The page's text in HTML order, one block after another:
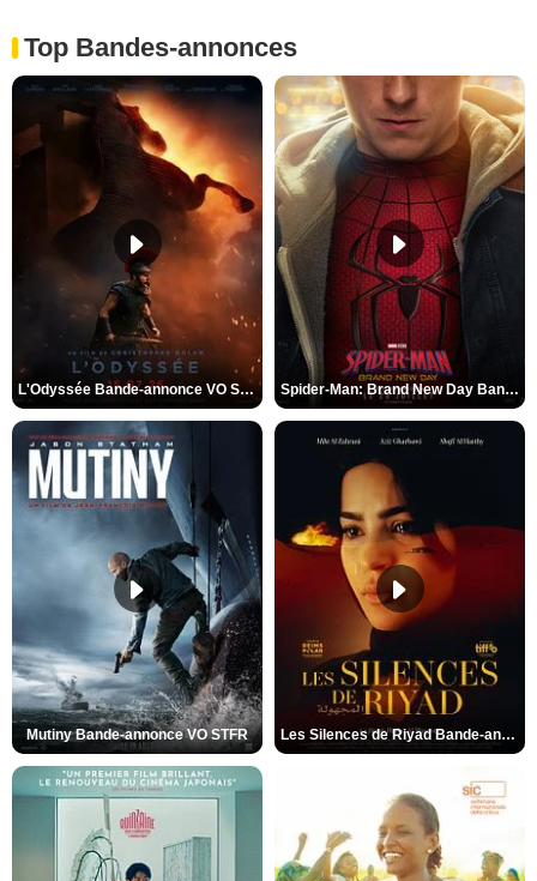
Top Bandes-annonces
L'Odyssée Bande-annonce VO STFR Spider-Man: Brand New Day Bande-annonce VO STFR
Mutiny Bande-annonce VO STFR Les Silences de Riyad Bande-annonce VO STFR